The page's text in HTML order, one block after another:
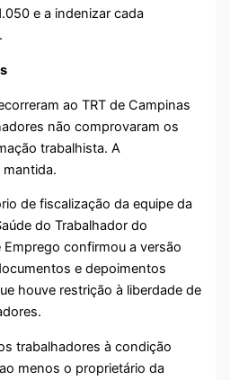
e a indenizar cada
ao TRT de Campinas
não comprovaram os
trabalhista. A
de fiscalização da equipe da
do Trabalhador do
confirmou a versão
e depoimentos
houve restrição à liberdade de
trabalhadores à condição
menos o proprietário da